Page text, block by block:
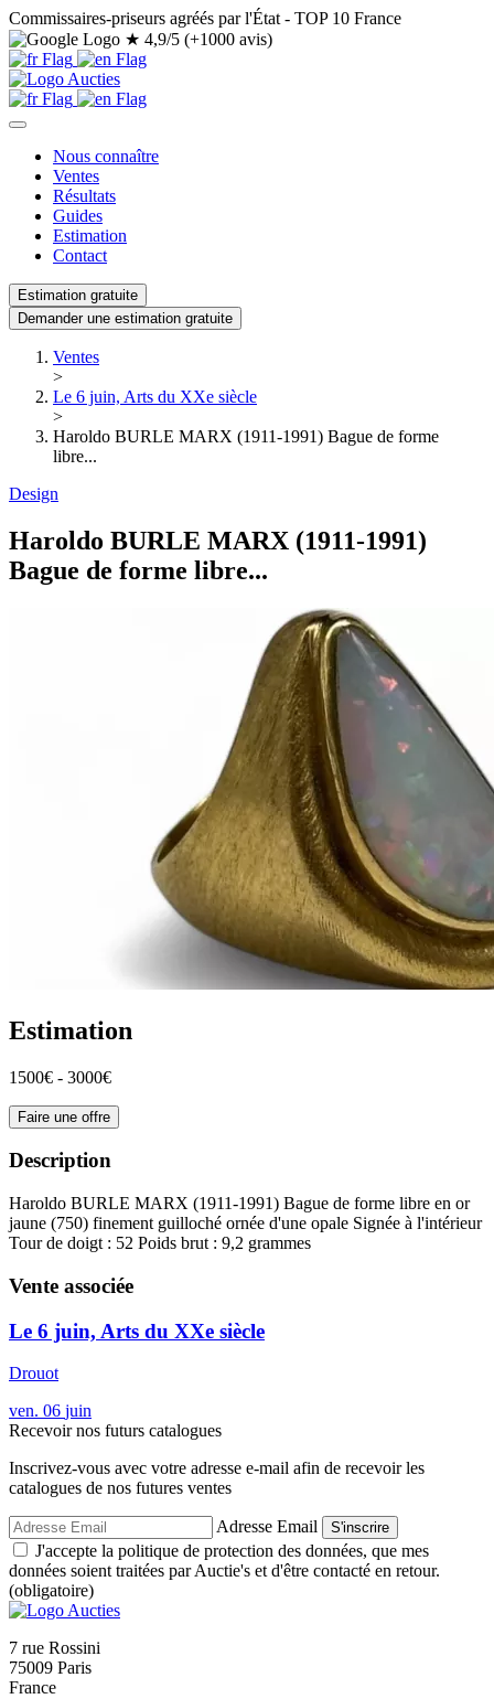
Commissaires-priseurs agréés par l'État - TOP 10 France
★ 4,9/5 (+1000 avis)
Nous connaître
Ventes
Résultats
Guides
Estimation
Contact
Estimation gratuite
Demander une estimation gratuite
Ventes
>
Le 6 juin, Arts du XXe siècle
>
Haroldo BURLE MARX (1911-1991) Bague de forme
libre...
Design
Haroldo BURLE MARX (1911-1991)
Bague de forme libre...
Estimation
1500€ - 3000€
Faire une offre
Description
Haroldo BURLE MARX (1911-1991) Bague de forme libre en or
jaune (750) finement guilloché ornée d'une opale Signée à l'intérieur
Tour de doigt : 52 Poids brut : 9,2 grammes
Vente associée
Le 6 juin, Arts du XXe siècle
Drouot
ven. 06 juin
Recevoir nos futurs catalogues
Inscrivez-vous avec votre adresse e-mail afin de recevoir les
catalogues de nos futures ventes
Adresse Email S'inscrire
J'accepte la politique de protection des données, que mes
données soient traitées par Auctie's et d'être contacté en retour.
(obligatoire)
7 rue Rossini
75009 Paris
France